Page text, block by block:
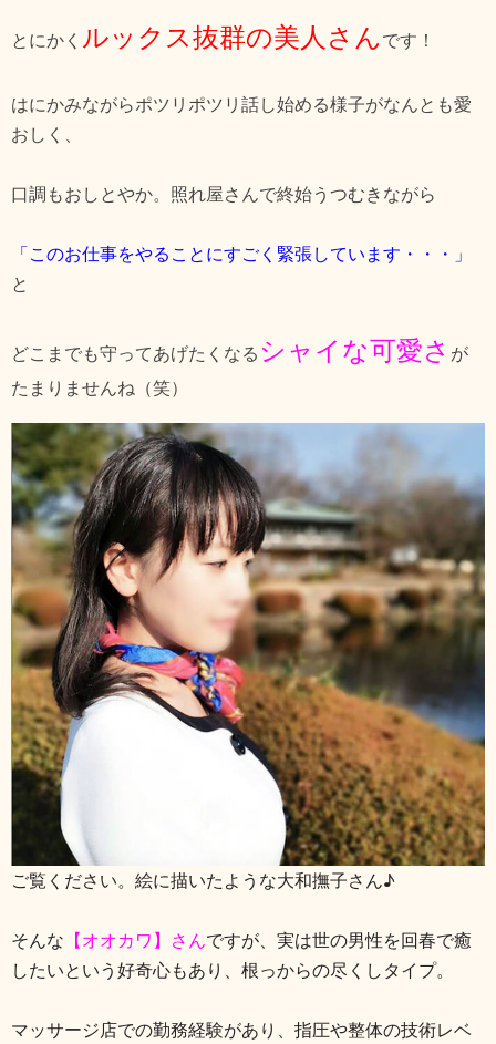
とにかく ルックス抜群の美人さん です！
はにかみながらポツリポツリ話し始める様子がなんとも愛
おしく、
口調もおしとやか。照れ屋さんで終始うつむきながら
「このお仕事をやることにすごく緊張しています・・・」
と
どこまでも守ってあげたくなる シャイな可愛さ が
たまりませんね（笑）
ご覧ください。絵に描いたような大和撫子さん♪
そんな 【オオカワ】さんですが、実は世の男性を回春で癒
したいという好奇心もあり、根っからの尽くしタイプ。
マッサージ店での勤務経験があり、指圧や整体の技術レベ